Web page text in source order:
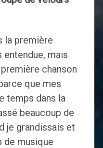
la première
entendue, mais
chanson
que mes
temps dans la
beaucoup de
je grandissais et
de musique